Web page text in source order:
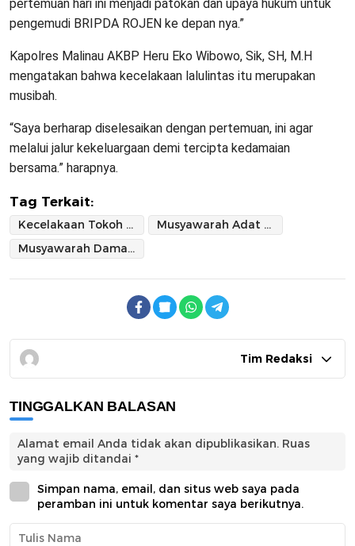
pertemuan hari ini menjadi patokan dan upaya hukum untuk
pengemudi BRIPDA ROJEN ke depan nya.”
Kapolres Malinau AKBP Heru Eko Wibowo, Sik, SH, M.H
mengatakan bahwa kecelakaan lalulintas itu merupakan
musibah.
“Saya berharap diselesaikan dengan pertemuan, ini agar
melalui jalur kekeluargaan demi tercipta kedamaian
bersama.” harapnya.
Tag Terkait:
Kecelakaan Tokoh Adat Sekatak Malinau
Musyawarah Adat Dayak Bulusu
Musyawarah Damai Tokoh Adat
Tim Redaksi
TINGGALKAN BALASAN
Alamat email Anda tidak akan dipublikasikan. Ruas
yang wajib ditandai *
Simpan nama, email, dan situs web saya pada
peramban ini untuk komentar saya berikutnya.